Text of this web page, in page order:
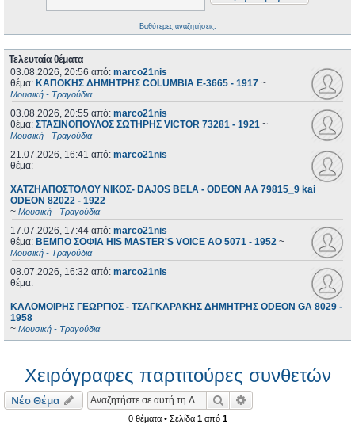
Βαθύτερες αναζητήσεις;
Τελευταία θέματα
03.08.2026, 20:56 από: marco21nis
θέμα: ΚΑΠΟΚΗΣ ΔΗΜΗΤΡΗΣ COLUMBIA E-3665 - 1917 ~
Μουσική - Τραγούδια
03.08.2026, 20:55 από: marco21nis
θέμα: ΣΤΑΣΙΝΟΠΟΥΛΟΣ ΣΩΤΗΡΗΣ VICTOR 73281 - 1921 ~
Μουσική - Τραγούδια
21.07.2026, 16:41 από: marco21nis
θέμα:
ΧΑΤΖΗΑΠΟΣΤΟΛΟΥ ΝΙΚΟΣ- DAJOS BELA - ODEON AA 79815_9 kai
ODEON 82022 - 1922
~ Μουσική - Τραγούδια
17.07.2026, 17:44 από: marco21nis
θέμα: ΒΕΜΠΟ ΣΟΦΙΑ HIS MASTER'S VOICE AO 5071 - 1952 ~
Μουσική - Τραγούδια
08.07.2026, 16:32 από: marco21nis
θέμα:
ΚΑΛΟΜΟΙΡΗΣ ΓΕΩΡΓΙΟΣ - ΤΣΑΓΚΑΡΑΚΗΣ ΔΗΜΗΤΡΗΣ ODEON GA 8029 -
1958
~ Μουσική - Τραγούδια
Χειρόγραφες παρτιτούρες συνθετών
Νέο Θέμα Αναζήτηση
0 θέματα • Σελίδα 1από 1